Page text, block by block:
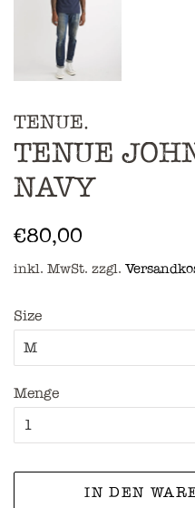
TENUE.
TENUE
NAVY
Normaler
€80,00
inkl. MwSt. zzgl.
Size
Menge
IN DEN